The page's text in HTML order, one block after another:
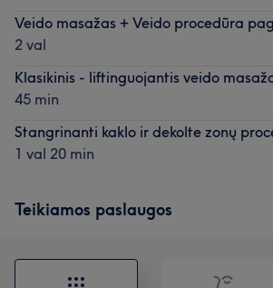
Veido masažas + Veido procedūra
2 val
Klasikinis - liftinguojantis veido
45 min
Stangrinanti kaklo ir dekolte zonų
1 val 20 min
Teikiamos paslaugos